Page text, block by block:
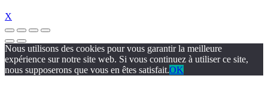
X
Nous utilisons des cookies pour vous garantir la meilleure
expérience sur notre site web. Si vous continuez à utiliser ce site,
nous supposerons que vous en êtes satisfait.OK